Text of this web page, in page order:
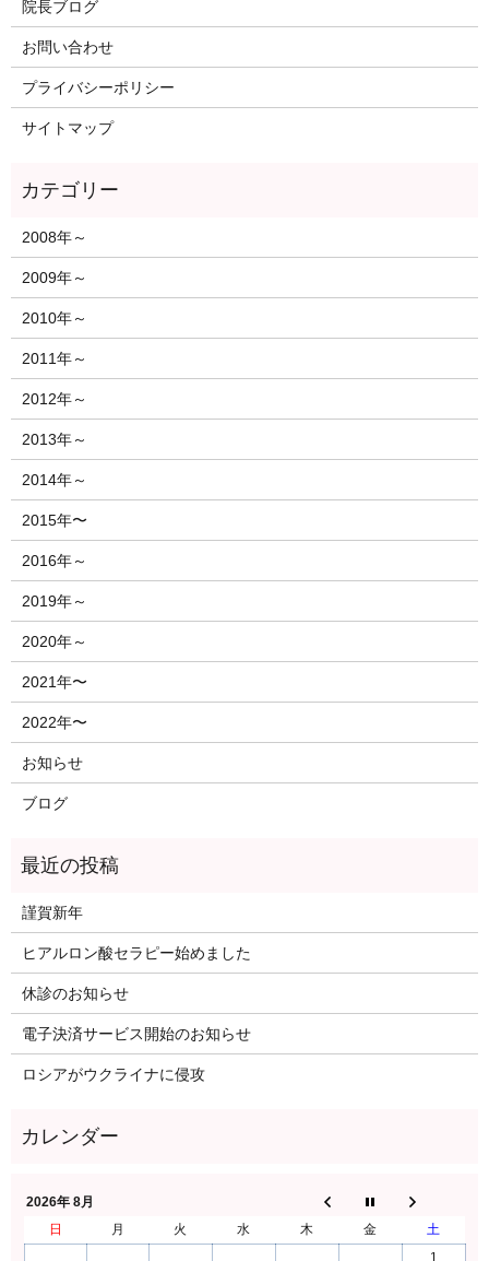
院長ブログ
お問い合わせ
プライバシーポリシー
サイトマップ
2008年～
2009年～
2010年～
2011年～
2012年～
2013年～
2014年～
2015年〜
2016年～
2019年～
2020年～
2021年〜
2022年〜
お知らせ
ブログ
謹賀新年
ヒアルロン酸セラピー始めました
休診のお知らせ
電子決済サービス開始のお知らせ
ロシアがウクライナに侵攻
2026年 8月
日
月 火 水 木 金
土
1